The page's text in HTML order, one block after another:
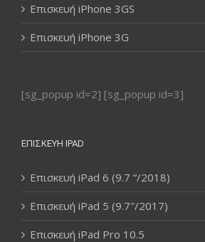
Επισκευή iPhone 3GS
Επισκευή iPhone 3G
[sg_popup id=2] [sg_popup id=3]
ΕΠΙΣΚΕΥΉ IPAD
Επισκευή iPad 6 (9.7 “/2018)
Επισκευή iPad 5 (9.7″/2017)
Επισκευή iPad Pro 10.5